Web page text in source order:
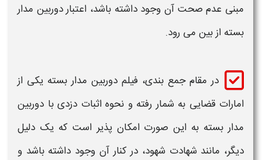
مبنی عدم صحت آن وجود داشته باشد، اعتبار دوربین مدار
بسته از بین می رود.
در مقام جمع بندی، فیلم دوربین مدار بسته یکی از
امارات قضایی به شمار رفته و نحوه اثبات دزدی با دوربین
مدار بسته به این صورت امکان پذیر است که یک دلیل
دیگر، مانند شهادت شهود، در کنار آن وجود داشته باشد و